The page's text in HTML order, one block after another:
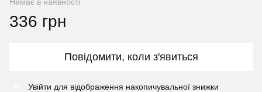
336 грн
Повідомити, коли з'явиться
Увійти для відображення накопичувальної знижки